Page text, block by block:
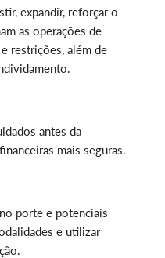
expandir, reforçar o
as operações de
restrições, além de
antes da
mais seguras.
porte e potenciais
e utilizar